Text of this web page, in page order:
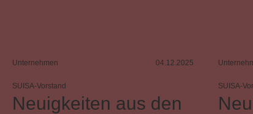
Unternehmen 04.12.2025
SUISA-Vorstand
Neuigkeiten aus den
SUISA-